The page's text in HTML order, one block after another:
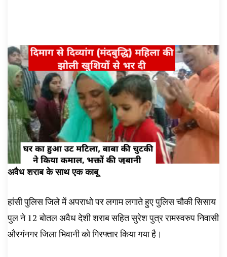
अवैध शराब के साथ एक काबू
हांसी पुलिस जिले में अपराधो पर लगाम लगाते हुए पुलिस चौकी सिसाय
पुल ने 12 बोतल अवैध देशी शराब सहित सुरेश पुत्र रामस्वरुप निवासी
औरगंनगर जिला भिवानी को गिरफ्तार किया गया है।